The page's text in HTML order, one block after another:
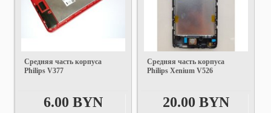
Средняя часть корпуса
Philips V377
6.00 BYN
Средняя часть корпуса
Philips Xenium V526
20.00 BYN